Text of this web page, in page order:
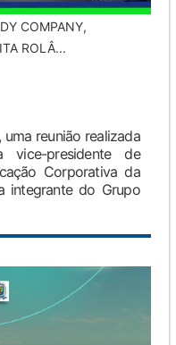
COMPANY,
ROLÂ...
reunião realizada
presidente de
Corporativa da
integrante do Grupo